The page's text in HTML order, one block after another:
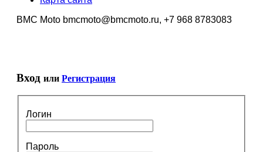
BMC Moto bmcmoto@bmcmoto.ru, +7 968 8783083
Вход или Регистрация
Логин
Пароль